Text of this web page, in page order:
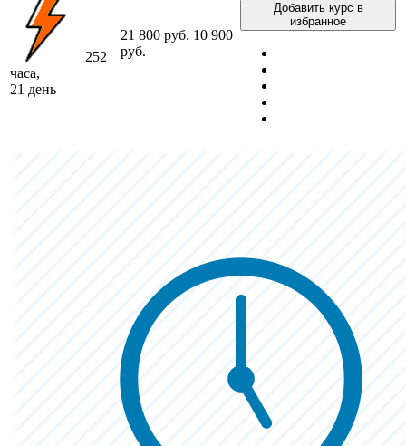
252
часа,
21 день
21 800 руб. 10 900
руб.
Добавить курс в
избранное